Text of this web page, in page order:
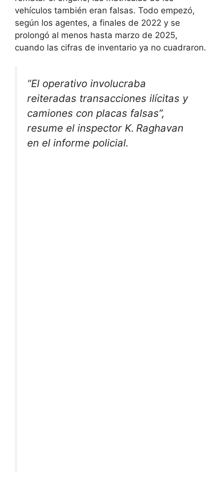
vehículos también eran falsas. Todo empezó,
según los agentes, a finales de 2022 y se
prolongó al menos hasta marzo de 2025,
cuando las cifras de inventario ya no cuadraron.
“El operativo involucraba
reiteradas transacciones ilícitas y
camiones con placas falsas”,
resume el inspector K. Raghavan
en el informe policial.